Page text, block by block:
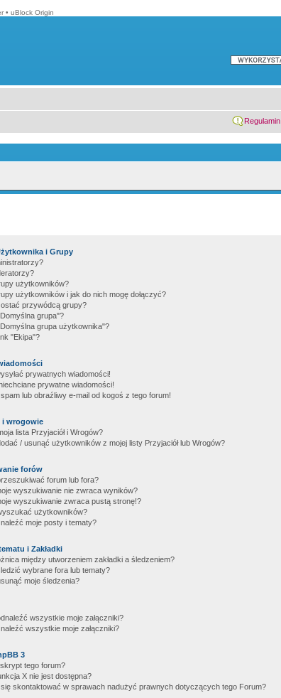
• uBlock Origin
Regulamin
i Grupy
użytkowników?
użytkowników i jak do nich mogę dołączyć?
przywódcą grupy?
grupa"?
grupa użytkownika"?
"Ekipa"?
prywatnych wiadomości!
prywatne wiadomości!
spam lub obraźliwy e-mail od kogoś z tego forum!
i wrogowie
lista Przyjaciół i Wrogów?
/ usunąć użytkowników z mojej listy Przyjaciół lub Wrogów?
forów
forum lub fora?
wyszukiwanie nie zwraca wyników?
wyszukiwanie zwraca pustą stronę!?
użytkowników?
moje posty i tematy?
i Zakładki
między utworzeniem zakładki a śledzeniem?
wybrane fora lub tematy?
moje śledzenia?
wszystkie moje załączniki?
wszystkie moje załączniki?
3
skrypt tego forum?
X nie jest dostępna?
skontaktować w sprawach nadużyć prawnych dotyczących tego Forum?